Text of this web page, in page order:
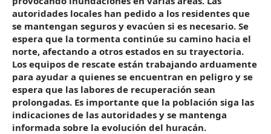
autoridades locales han pedido a los residentes que
se mantengan seguros y evacúen si es necesario. Se
espera que la tormenta continúe su camino hacia el
norte, afectando a otros estados en su trayectoria.
Los equipos de rescate están trabajando arduamente
para ayudar a quienes se encuentran en peligro y se
espera que las labores de recuperación sean
prolongadas. Es importante que la población siga las
indicaciones de las autoridades y se mantenga
informada sobre la evolución del huracán.